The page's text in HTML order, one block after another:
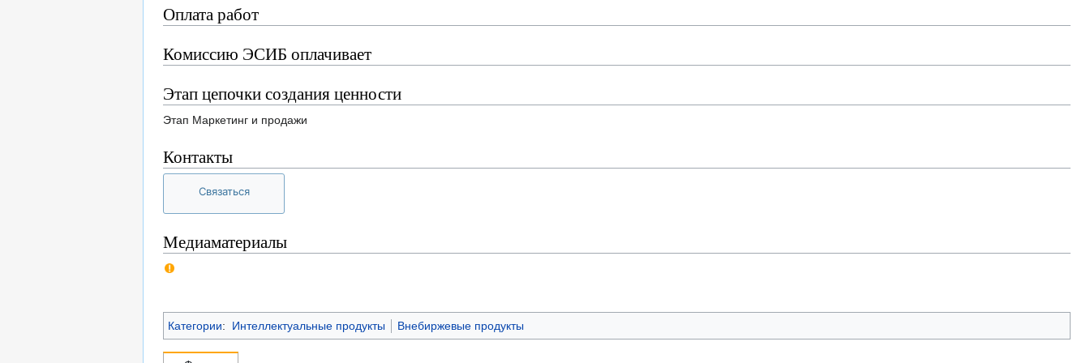
Оплата работ
Комиссию ЭСИБ оплачивает
Этап цепочки создания ценности
Этап Маркетинг и продажи
Контакты
Связаться
Медиаматериалы
Категории: Интеллектуальные продукты Внебиржевые продукты